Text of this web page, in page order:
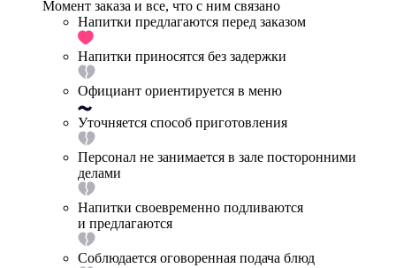
Момент заказа и все, что с ним связано
Напитки предлагаются перед заказом
Напитки приносятся без задержки
Официант ориентируется в меню
Уточняется способ приготовления
Персонал не занимается в зале посторонними
делами
Напитки своевременно подливаются
и предлагаются
Соблюдается оговоренная подача блюд